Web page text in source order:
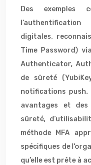
Des exemples
digitales,
Time Password)
Authenticator,
de sûreté
notifications push.
avantages et
sûreté,
méthode MFA
spécifiques de
qu’elle est prête à